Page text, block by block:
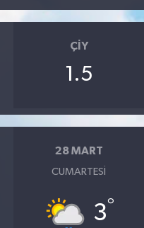
ÇIY
1.5
28 MART
CUMARTESI
3°